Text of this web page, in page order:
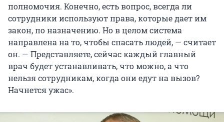
полномочия. Конечно, есть вопрос, всегда ли
сотрудники используют права, которые дает им
закон, по назначению. Но в целом система
направлена на то, чтобы спасать людей, — считает
он. — Представляете, сейчас каждый главный
врач будет устанавливать, что можно, а что
нельзя сотрудникам, когда они едут на вызов?
Начнется ужас».